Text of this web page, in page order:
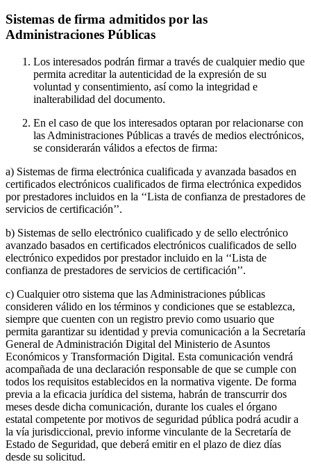
Sistemas de firma admitidos por las
Administraciones Públicas
Los interesados podrán firmar a través de cualquier medio que
permita acreditar la autenticidad de la expresión de su
voluntad y consentimiento, así como la integridad e
inalterabilidad del documento.
En el caso de que los interesados optaran por relacionarse con
las Administraciones Públicas a través de medios electrónicos,
se considerarán válidos a efectos de firma:
a) Sistemas de firma electrónica cualificada y avanzada basados en
certificados electrónicos cualificados de firma electrónica expedidos
por prestadores incluidos en la ‘‘Lista de confianza de prestadores de
servicios de certificación’’.
b) Sistemas de sello electrónico cualificado y de sello electrónico
avanzado basados en certificados electrónicos cualificados de sello
electrónico expedidos por prestador incluido en la ‘‘Lista de
confianza de prestadores de servicios de certificación’’.
c) Cualquier otro sistema que las Administraciones públicas
consideren válido en los términos y condiciones que se establezca,
siempre que cuenten con un registro previo como usuario que
permita garantizar su identidad y previa comunicación a la Secretaría
General de Administración Digital del Ministerio de Asuntos
Económicos y Transformación Digital. Esta comunicación vendrá
acompañada de una declaración responsable de que se cumple con
todos los requisitos establecidos en la normativa vigente. De forma
previa a la eficacia jurídica del sistema, habrán de transcurrir dos
meses desde dicha comunicación, durante los cuales el órgano
estatal competente por motivos de seguridad pública podrá acudir a
la vía jurisdiccional, previo informe vinculante de la Secretaría de
Estado de Seguridad, que deberá emitir en el plazo de diez días
desde su solicitud.